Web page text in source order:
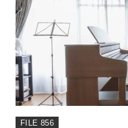
FILE 856